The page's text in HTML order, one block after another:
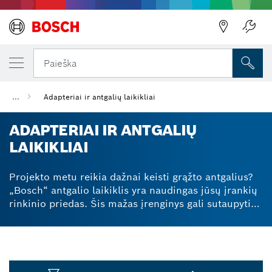
Paieška
... Adapteriai ir antgalių laikikliai
ADAPTERIAI IR ANTGALIŲ
LAIKIKLIAI
Projekto metu reikia dažnai keisti grąžto antgalius?
„Bosch“ antgalio laikiklis yra naudingas jūsų įrankių
rinkinio priedas. Šis mažas įrenginys gali sutaupyti
antgaliai bus tvarkingai laikomi ir lengvai pasiekiami.